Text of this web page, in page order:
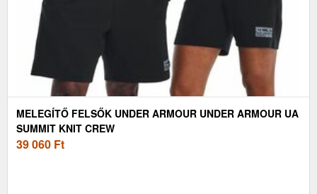
MELEGÍTŐ FELSŐK UNDER ARMOUR UNDER ARMOUR UA
SUMMIT KNIT CREW
39 060 Ft